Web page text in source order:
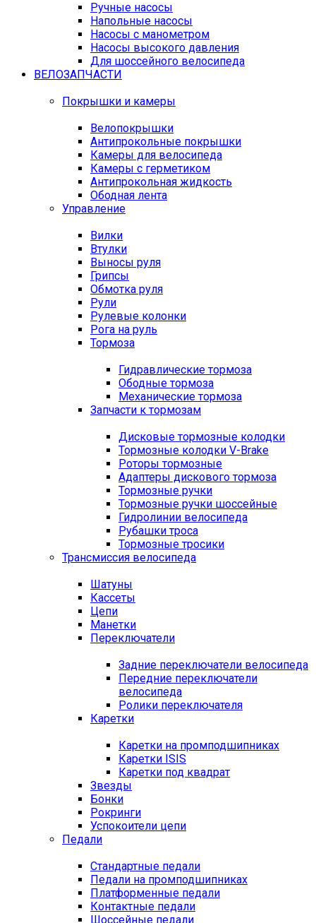
Ручные насосы
Напольные насосы
Насосы с манометром
Насосы высокого давления
Для шоссейного велосипеда
ВЕЛОЗАПЧАСТИ
Покрышки и камеры
Велопокрышки
Антипрокольные покрышки
Камеры для велосипеда
Камеры с герметиком
Антипрокольная жидкость
Ободная лента
Управление
Вилки
Втулки
Выносы руля
Грипсы
Обмотка руля
Рули
Рулевые колонки
Рога на руль
Тормоза
Гидравлические тормоза
Ободные тормоза
Механические тормоза
Запчасти к тормозам
Дисковые тормозные колодки
Тормозные колодки V-Brake
Роторы тормозные
Адаптеры дискового тормоза
Тормозные ручки
Тормозные ручки шоссейные
Гидролинии велосипеда
Рубашки троса
Тормозные тросики
Трансмиссия велосипеда
Шатуны
Кассеты
Цепи
Манетки
Переключатели
Задние переключатели велосипеда
Передние переключатели
велосипеда
Ролики переключателя
Каретки
Каретки на промподшипниках
Каретки ISIS
Каретки под квадрат
Звезды
Бонки
Рокринги
Успокоители цепи
Педали
Стандартные педали
Педали на промподшипниках
Платформенные педали
Контактные педали
Шоссейные педали